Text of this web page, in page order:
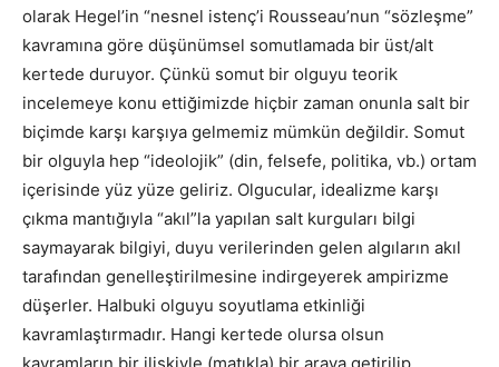
olarak Hegel’in “nesnel istenç’i Rousseau’nun “sözleşme”
kavramına göre düşünümsel somutlamada bir üst/alt
kertede duruyor. Çünkü somut bir olguyu teorik
incelemeye konu ettiğimizde hiçbir zaman onunla salt bir
biçimde karşı karşıya gelmemiz mümkün değildir. Somut
bir olguyla hep “ideolojik” (din, felsefe, politika, vb.) ortam
içerisinde yüz yüze geliriz. Olgucular, idealizme karşı
çıkma mantığıyla “akıl”la yapılan salt kurguları bilgi
saymayarak bilgiyi, duyu verilerinden gelen algıların akıl
tarafından genelleştirilmesine indirgeyerek ampirizme
düşerler. Halbuki olguyu soyutlama etkinliği
kavramlaştırmadır. Hangi kertede olursa olsun